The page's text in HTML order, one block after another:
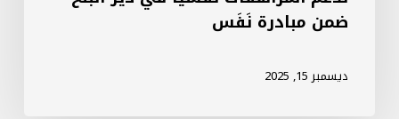
مبادرةضمن مبادرة نَفَس
ديسمبر 15, 2025